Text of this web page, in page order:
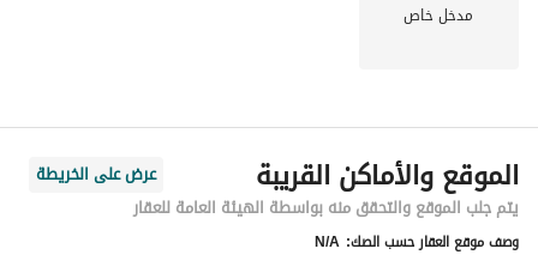
مدخل خاص
الموقع والأماكن القريبة
عرض على الخريطة
يتم جلب الموقع والتحقق منه بواسطة الهيئة العامة للعقار
وصف موقع العقار حسب الصك: N/A